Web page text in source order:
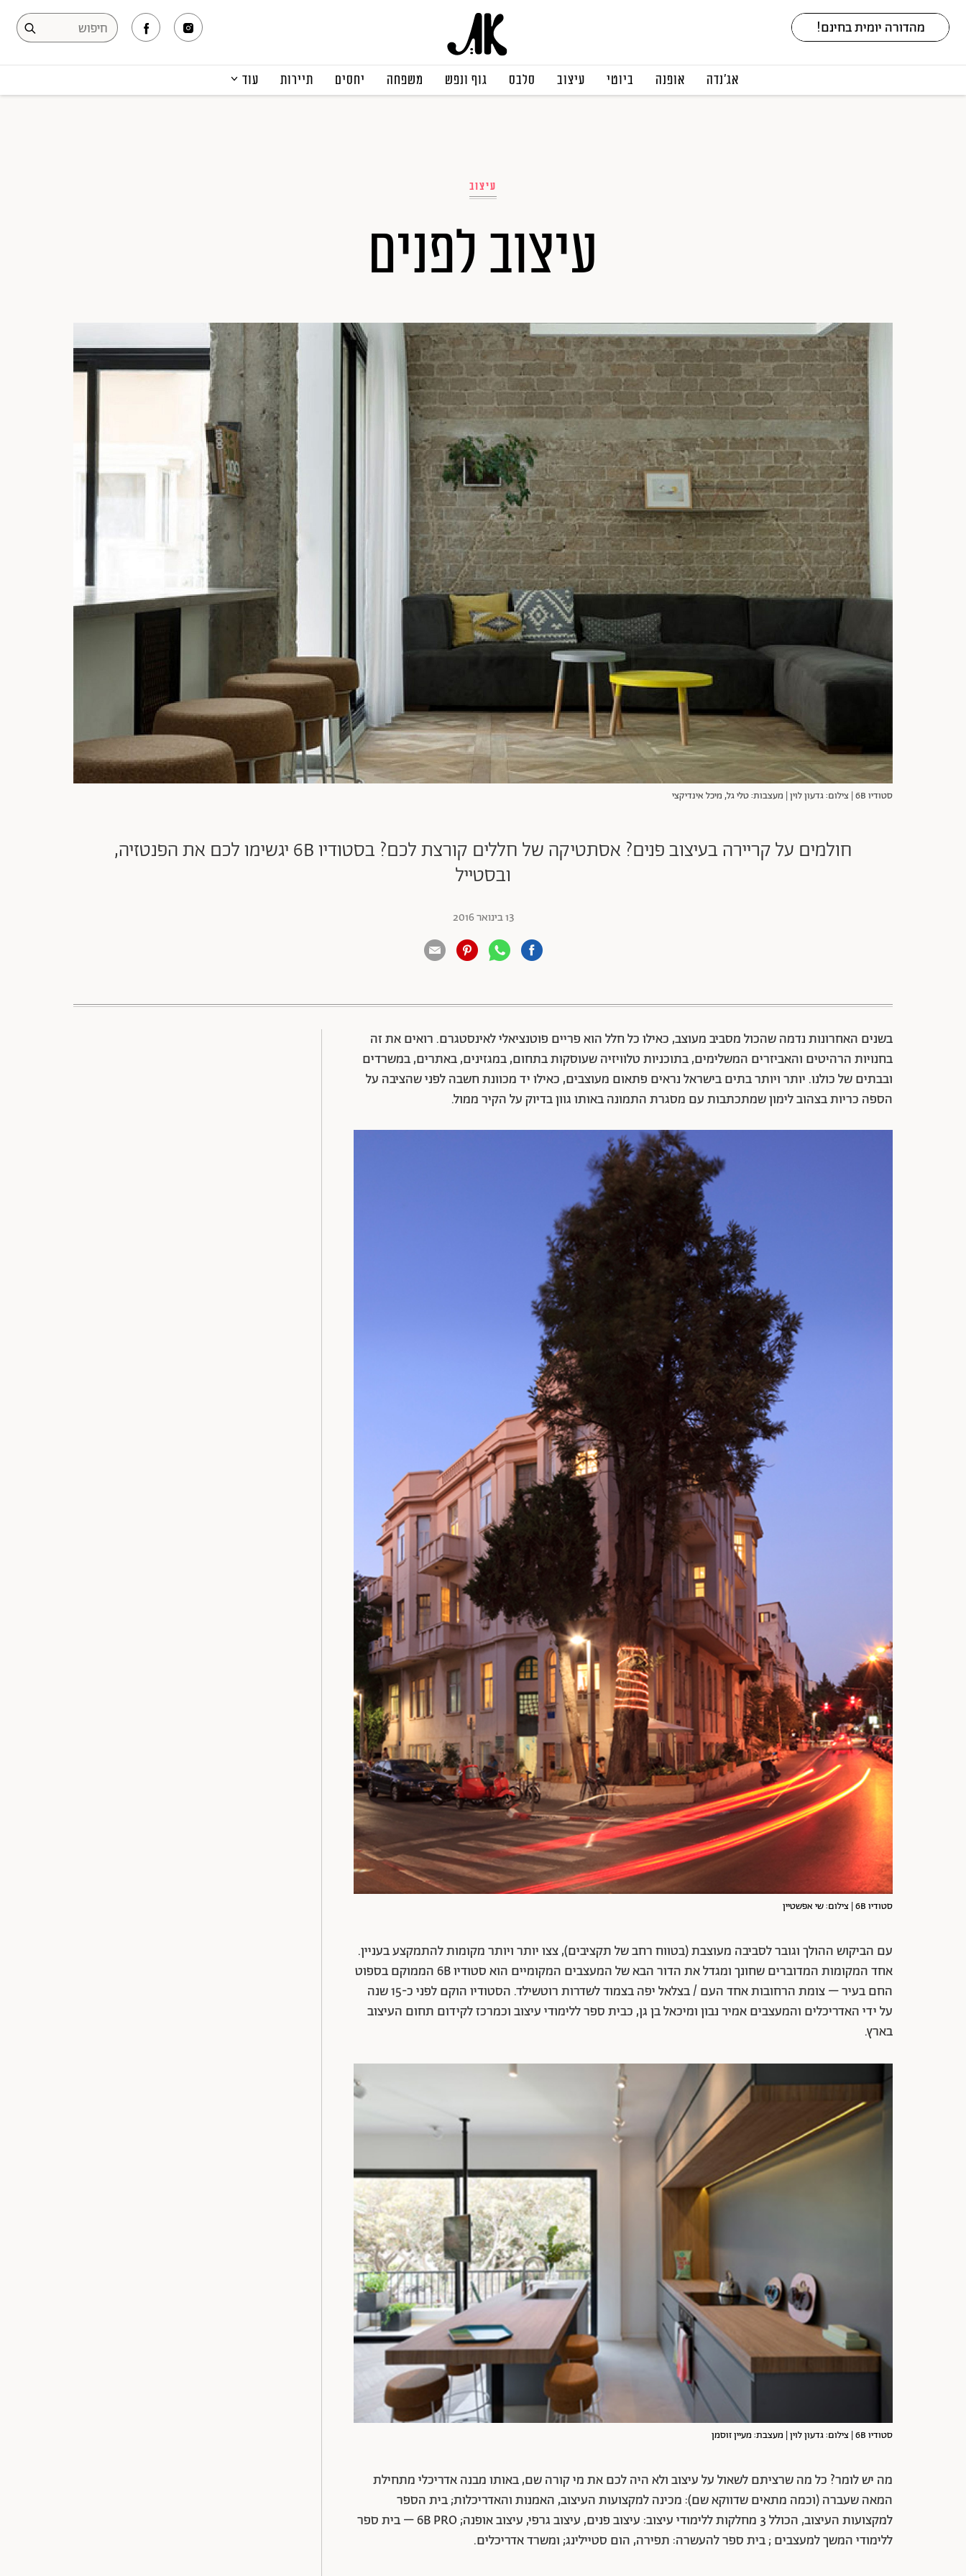
אג׳נדה אופנה ביוטי עיצוב סלבס גוף ונפש משפחה יחסים תיירות עוד
עיצוב
עיצוב לפנים
סטודיו 6B | צילום: גדעון לוין | מעצבות: טלי גל, מיכל אינדיקצי
חולמים על קריירה בעיצוב פנים? אסתטיקה של חללים קורצת לכם? בסטודיו 6B יגשימו לכם את הפנטזיה,
ובסטייל
13 בינואר 2016
בשנים האחרונות נדמה שהכול מסביב מעוצב, כאילו כל חלל הוא פריים פוטנציאלי לאינסטגרם. רואים את זה
בחנויות הרהיטים והאביזרים המשלימים, בתוכניות טלוויזיה שעוסקות בתחום, במגזינים, באתרים, במשרדים
ובבתים של כולנו. יותר ויותר בתים בישראל נראים פתאום מעוצבים, כאילו יד מכוונת חשבה לפני שהציבה על
הספה כריות בצהוב לימון שמתכתבות עם מסגרת התמונה באותו גוון בדיוק על הקיר ממול.
סטודיו 6B | צילום: שי אפשטיין
עם הביקוש ההולך וגובר לסביבה מעוצבת (בטווח רחב של תקציבים), צצו יותר ויותר מקומות להתמקצע בעניין.
אחד המקומות המדוברים שחונך ומגדל את הדור הבא של המעצבים המקומיים הוא סטודיו 6B הממוקם בספוט
החם בעיר – צומת הרחובות אחד העם / בצלאל יפה בצמוד לשדרות רוטשילד. הסטודיו הוקם לפני כ-15 שנה
על ידי האדריכלים והמעצבים אמיר נבון ומיכאל בן גן, כבית ספר ללימודי עיצוב וכמרכז לקידום תחום העיצוב
בארץ.
סטודיו 6B | צילום: גדעון לוין | מעצבת: מעיין זוסמן
מה יש לומר? כל מה שרציתם לשאול על עיצוב ולא היה לכם את מי קורה שם, באותו מבנה אדריכלי מתחילת
המאה שעברה (וכמה מתאים שדווקא שם): מכינה למקצועות העיצוב, האמנות והאדריכלות; בית הספר
למקצועות העיצוב, הכולל 3 מחלקות ללימודי עיצוב: עיצוב פנים, עיצוב גרפי, עיצוב אופנה; 6B PRO – בית ספר
ללימודי המשך למעצבים ; בית ספר להעשרה: תפירה, הום סטיילינג; ומשרד אדריכלים.